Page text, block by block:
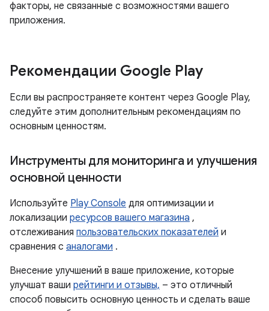
факторы, не связанные с возможностями вашего
приложения.
Рекомендации Google Play
Если вы распространяете контент через Google Play,
следуйте этим дополнительным рекомендациям по
основным ценностям.
Инструменты для мониторинга и улучшения
основной ценности
Используйте Play Console для оптимизации и
локализации ресурсов вашего магазина ,
отслеживания пользовательских показателей и
сравнения с аналогами .
Внесение улучшений в ваше приложение, которые
улучшат ваши рейтинги и отзывы, – это отличный
способ повысить основную ценность и сделать ваше